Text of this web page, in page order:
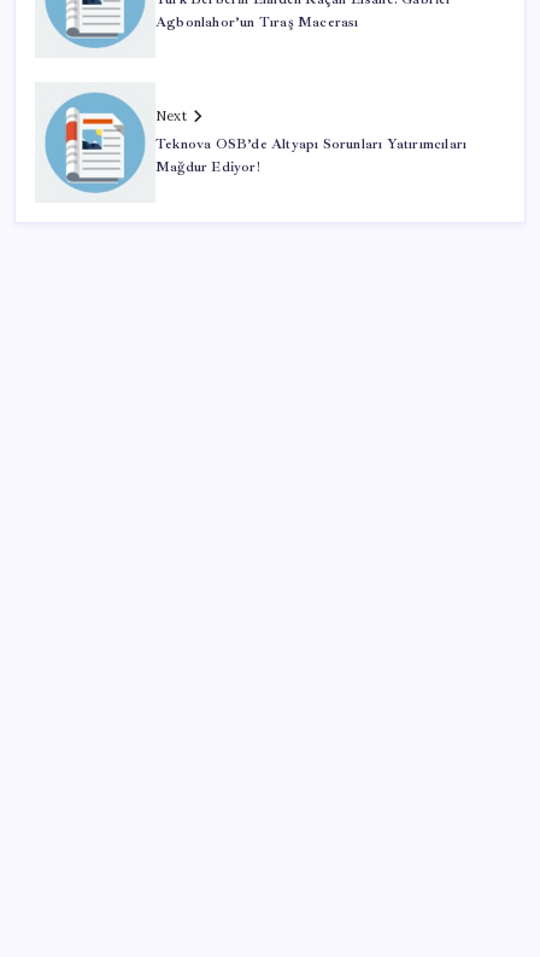
Agbonlahor’un Tıraş Macerası
Next
Teknova OSB’de Altyapı Sorunları Yatırımcıları
Mağdur Ediyor!